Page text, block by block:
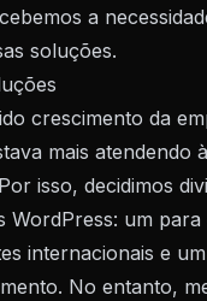
a
soluções.
crescimento da
mais atendendo
isso, decidimos
WordPress: um
internacionais e
No entanto,